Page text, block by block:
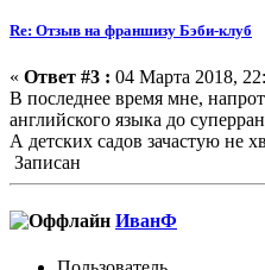
Re: Отзыв на франшизу Бэби-клуб
« Ответ #3 : 04 Марта 2018,
В последнее время мне,
английского языка до
А детских садов зачастую не
Записан
ИванФ